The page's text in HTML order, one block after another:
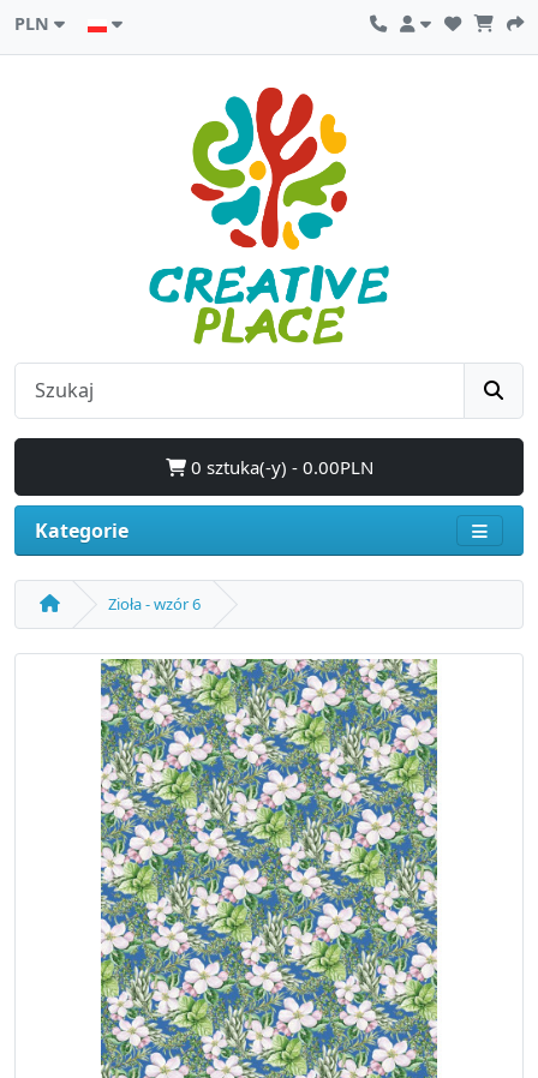
PLN
0 sztuka(-y) - 0.00PLN
Kategorie
Zioła - wzór 6